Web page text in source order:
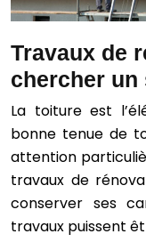
Travaux de
chercher un
La toiture est
bonne tenue de
attention
travaux de
conserver ses
travaux puissent